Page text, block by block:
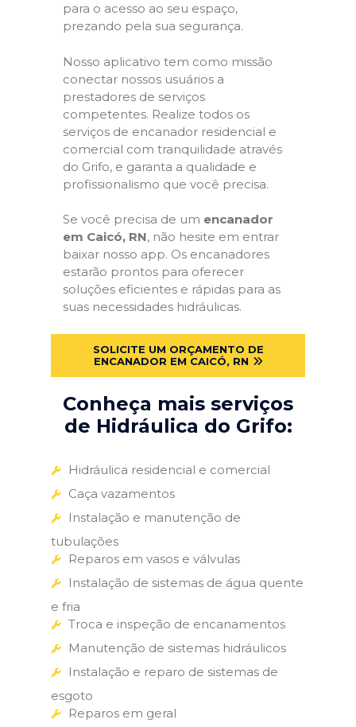
para o acesso ao seu espaço,
prezando pela sua segurança.
Nosso aplicativo tem como missão
conectar nossos usuários a
prestadores de serviços
competentes. Realize todos os
serviços de encanador residencial e
comercial com tranquilidade através
do Grifo, e garanta a qualidade e
profissionalismo que você precisa.
Se você precisa de um encanador
em Caicó, RN, não hesite em entrar
baixar nosso app. Os encanadores
estarão prontos para oferecer
soluções eficientes e rápidas para as
suas necessidades hidráulicas.
SOLICITE UM ORÇAMENTO DE
ENCANADOR EM CAICÓ, RN
Conheça mais serviços
de Hidráulica do Grifo:
Hidráulica residencial e comercial
Caça vazamentos
Instalação e manutenção de
tubulações
Reparos em vasos e válvulas
Instalação de sistemas de água quente
e fria
Troca e inspeção de encanamentos
Manutenção de sistemas hidráulicos
Instalação e reparo de sistemas de
esgoto
Reparos em geral